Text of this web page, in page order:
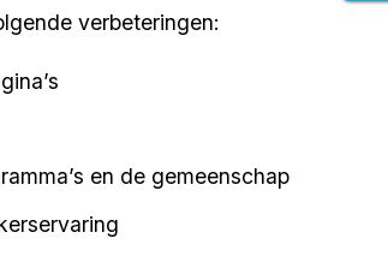
verbeteringen:
en de gemeenschap